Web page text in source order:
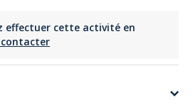
effectuer cette activité en
contacter